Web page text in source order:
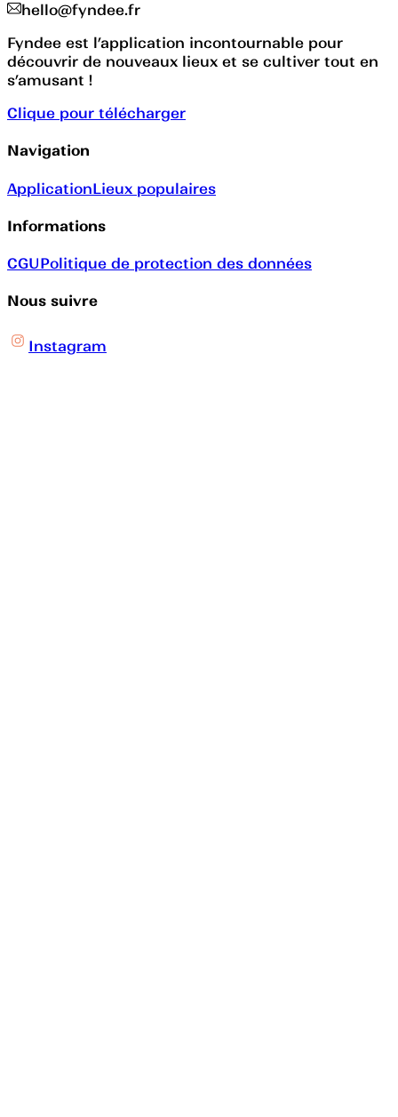
hello@fyndee.fr
Fyndee est l’application incontournable pour
découvrir de nouveaux lieux et se cultiver tout en
s’amusant !
Clique pour télécharger
Navigation
ApplicationLieux populaires
Informations
CGUPolitique de protection des données
Nous suivre
Instagram